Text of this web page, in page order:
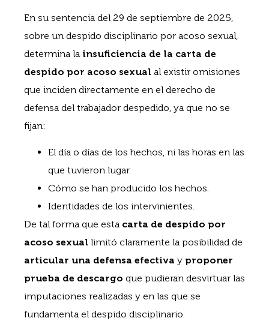
En su sentencia del 29 de septiembre de 2025,
sobre un despido disciplinario por acoso sexual,
determina la insuficiencia de la carta de
despido por acoso sexual al existir omisiones
que inciden directamente en el derecho de
defensa del trabajador despedido, ya que no se
fijan:
El día o días de los hechos, ni las horas en las
que tuvieron lugar.
Cómo se han producido los hechos.
Identidades de los intervinientes.
De tal forma que esta carta de despido por
acoso sexual limitó claramente la posibilidad de
articular una defensa efectiva y proponer
prueba de descargo que pudieran desvirtuar las
imputaciones realizadas y en las que se
fundamenta el despido disciplinario.